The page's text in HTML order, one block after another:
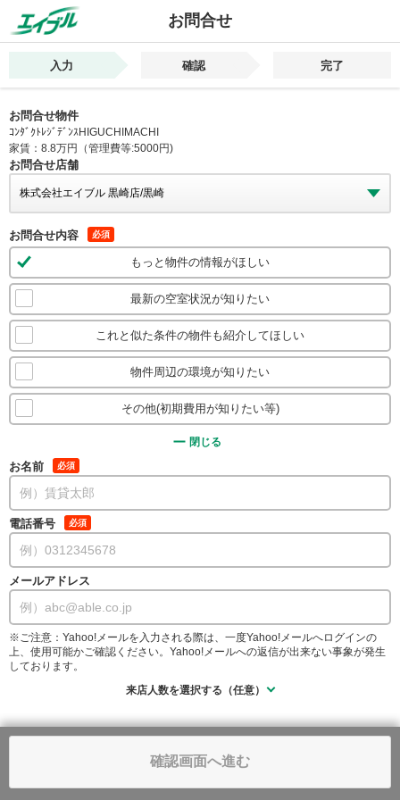
お問合せ
入力 確認 完了
お問合せ物件
ｺﾝﾀﾞｸﾄﾚｼﾞﾃﾞﾝｽHIGUCHIMACHI
家賃：8.8万円（管理費等:5000円)
お問合せ店舗
お問合せ内容 必須
もっと物件の情報がほしい
最新の空室状況が知りたい
これと似た条件の物件も紹介してほしい
物件周辺の環境が知りたい
その他(初期費用が知りたい等)
閉じる
お名前 必須
電話番号 必須
メールアドレス
※ご注意：Yahoo!メールを入力される際は、一度Yahoo!メールへログインの
上、使用可能かご確認ください。Yahoo!メールへの返信が出来ない事象が発生
しております。
来店人数を選択する（任意）
確認画面へ進む